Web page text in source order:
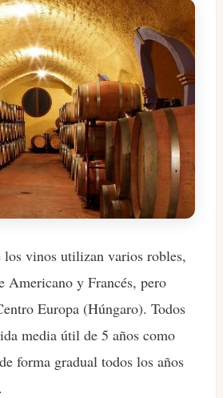
los vinos utilizan varios robles,
Americano y Francés, pero
Europa (Húngaro). Todos
media útil de 5 años como
forma gradual todos los años